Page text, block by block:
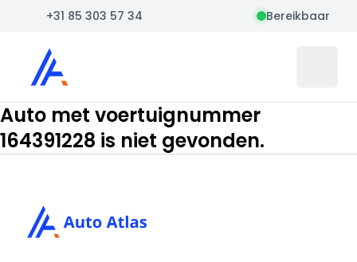
+31 85 303 57 34 Bereikbaar
Auto Atlas
Auto met voertuignummer
164391228 is niet gevonden.